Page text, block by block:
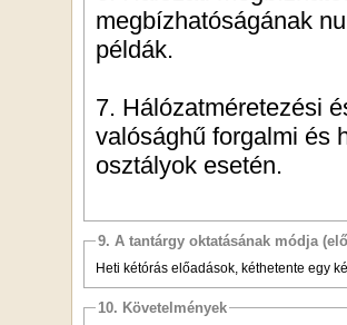
megbízhatóságának
példák.
7. Hálózatméretezési
valósághű forgalmi és
osztályok esetén.
9. A tantárgy oktatásának módja
Heti kétórás előadások, kéthetente egy
10. Követelmények